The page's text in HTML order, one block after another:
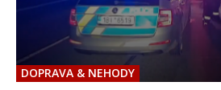
DOPRAVA & NEHODY